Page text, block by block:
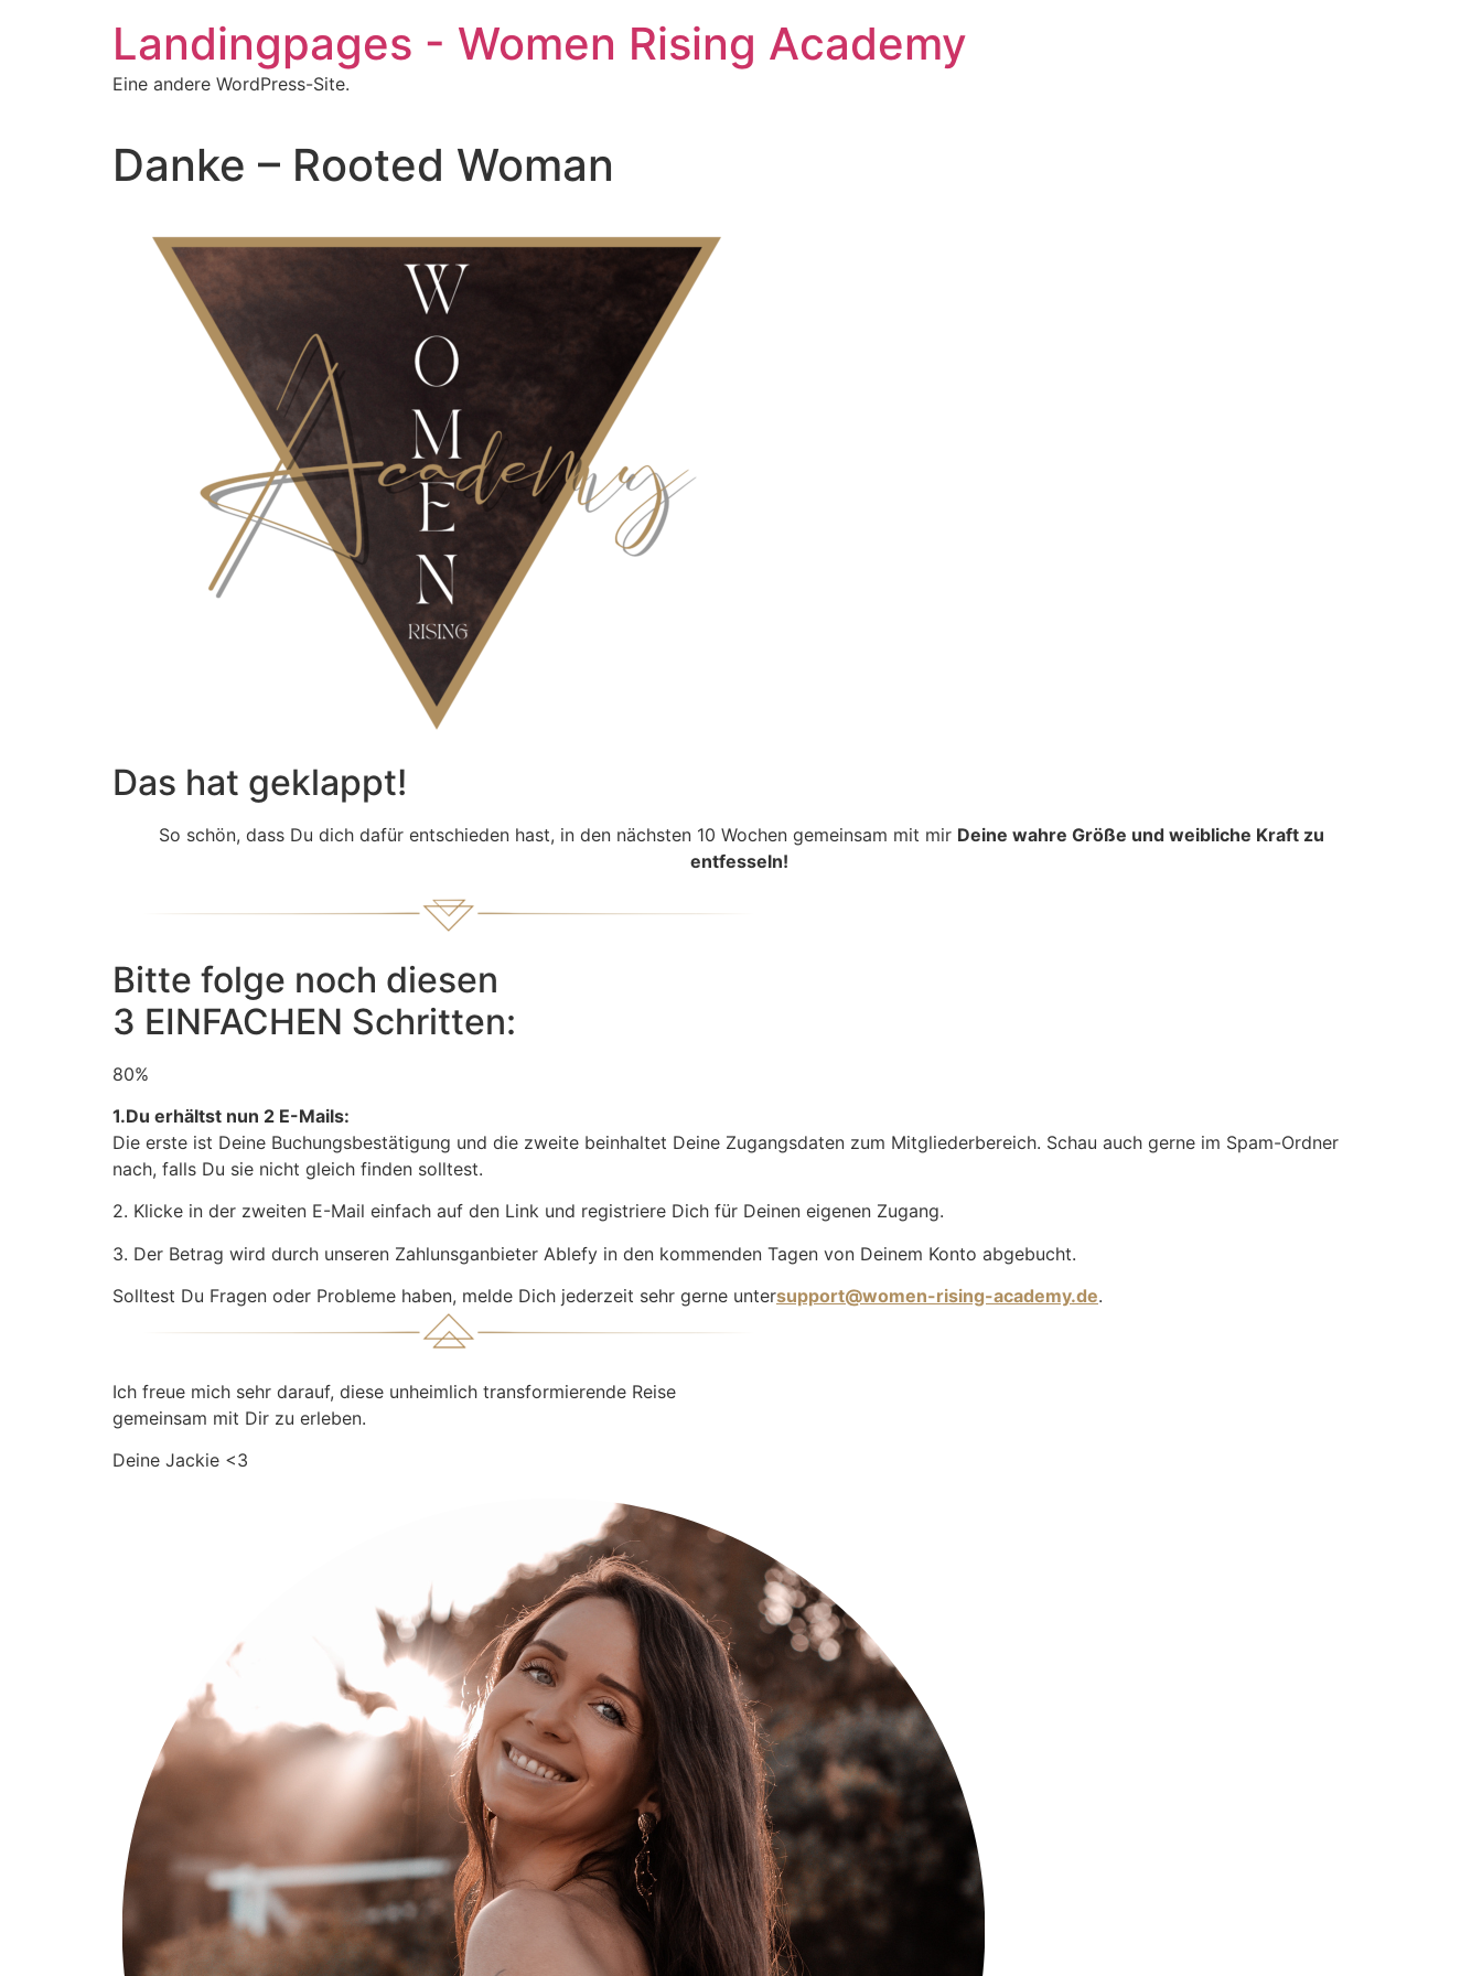
Landingpages - Women Rising Academy
Eine andere WordPress-Site.
Danke – Rooted Woman
Das hat geklappt!
So schön, dass Du dich dafür entschieden hast, in den nächsten 10 Wochen gemeinsam mit mir Deine wahre Größe und weibliche Kraft zu
entfesseln!
Bitte folge noch diesen
3 EINFACHEN Schritten:
80%
1.Du erhältst nun 2 E-Mails:
Die erste ist Deine Buchungsbestätigung und die zweite beinhaltet Deine Zugangsdaten zum Mitgliederbereich. Schau auch gerne im Spam-Ordner
nach, falls Du sie nicht gleich finden solltest.
2. Klicke in der zweiten E-Mail einfach auf den Link und registriere Dich für Deinen eigenen Zugang.
3. Der Betrag wird durch unseren Zahlunsganbieter Ablefy in den kommenden Tagen von Deinem Konto abgebucht.
Solltest Du Fragen oder Probleme haben, melde Dich jederzeit sehr gerne untersupport@women-rising-academy.de.
Ich freue mich sehr darauf, diese unheimlich transformierende Reise
gemeinsam mit Dir zu erleben.
Deine Jackie <3